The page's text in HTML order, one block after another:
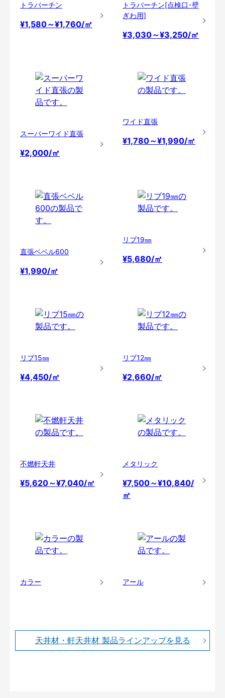
トラバーチン
¥1,580～¥1,760/㎡
トラバーチン[点検口･壁
ぎわ用]
¥3,030～¥3,250/㎡
スーパーワイド直張
¥2,000/㎡
ワイド直張
¥1,780～¥1,990/㎡
直張ベベル600
¥1,990/㎡
リブ19㎜
¥5,680/㎡
リブ15㎜
¥4,450/㎡
リブ12㎜
¥2,660/㎡
不燃軒天井
¥5,620～¥7,040/㎡
メタリック
¥7,500～¥10,840/
㎡
カラー アール
天井材・軒天井材 製品ラインアップを見る